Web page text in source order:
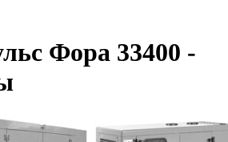
Фора 33400 -